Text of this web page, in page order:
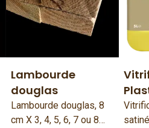
Lambourde
douglas
Lambourde douglas, 8
cm X 3, 4, 5, 6, 7 ou 8